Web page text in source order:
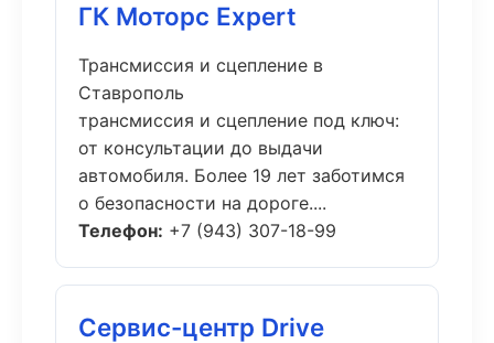
ГК Моторс Expert
Трансмиссия и сцепление в
Ставрополь
трансмиссия и сцепление под ключ:
от консультации до выдачи
автомобиля. Более 19 лет заботимся
о безопасности на дороге....
Телефон: +7 (943) 307-18-99
Сервис-центр Drive